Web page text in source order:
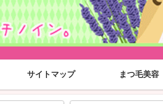
サイトマップ まつ毛美容